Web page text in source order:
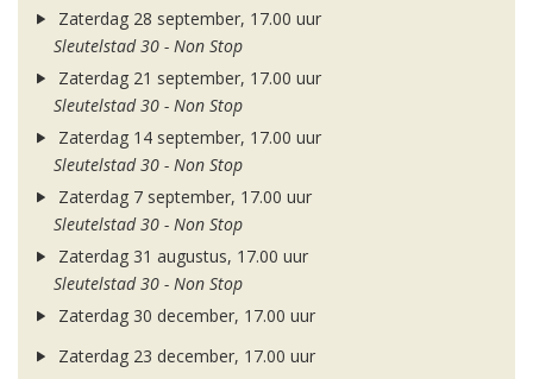
Zaterdag 28 september, 17.00 uur
Sleutelstad 30 - Non Stop
Zaterdag 21 september, 17.00 uur
Sleutelstad 30 - Non Stop
Zaterdag 14 september, 17.00 uur
Sleutelstad 30 - Non Stop
Zaterdag 7 september, 17.00 uur
Sleutelstad 30 - Non Stop
Zaterdag 31 augustus, 17.00 uur
Sleutelstad 30 - Non Stop
Zaterdag 30 december, 17.00 uur
Zaterdag 23 december, 17.00 uur